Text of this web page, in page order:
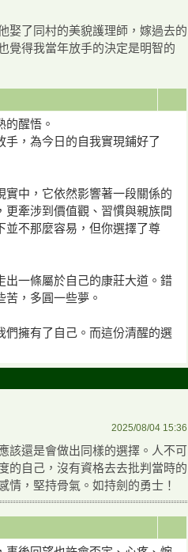
娶了同村的美貌護理師，嫁過去的
覺得我當年放手的決定是明智的
醒悟。
手，為今日的自我實現鋪好了
實中，它依然影響著一段關係的
牽涉到價值觀、習慣與親族間
並不那麼容易，但你選擇了尊
出一條屬於自己的康莊大道。錯
，多圓一些夢。
們擁有了自己。而這份清醒的選
2025/08/04 15:36
該還是會做出同樣的選擇。人不可
的自己，沒有資格去去批判當時的
情，堅持骨氣。如持劍的勇士！